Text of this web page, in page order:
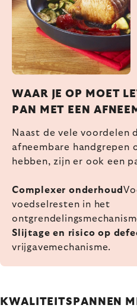
WAAR JE OP MOET
PAN MET EEN
Naast de vele voordelen
afneembare handgrepen
hebben, zijn er ook een
Complexer onderhoud
voedselresten in het
Slijtage en risico op
vrijgavemechanisme.
KWALITEITSPANNEN